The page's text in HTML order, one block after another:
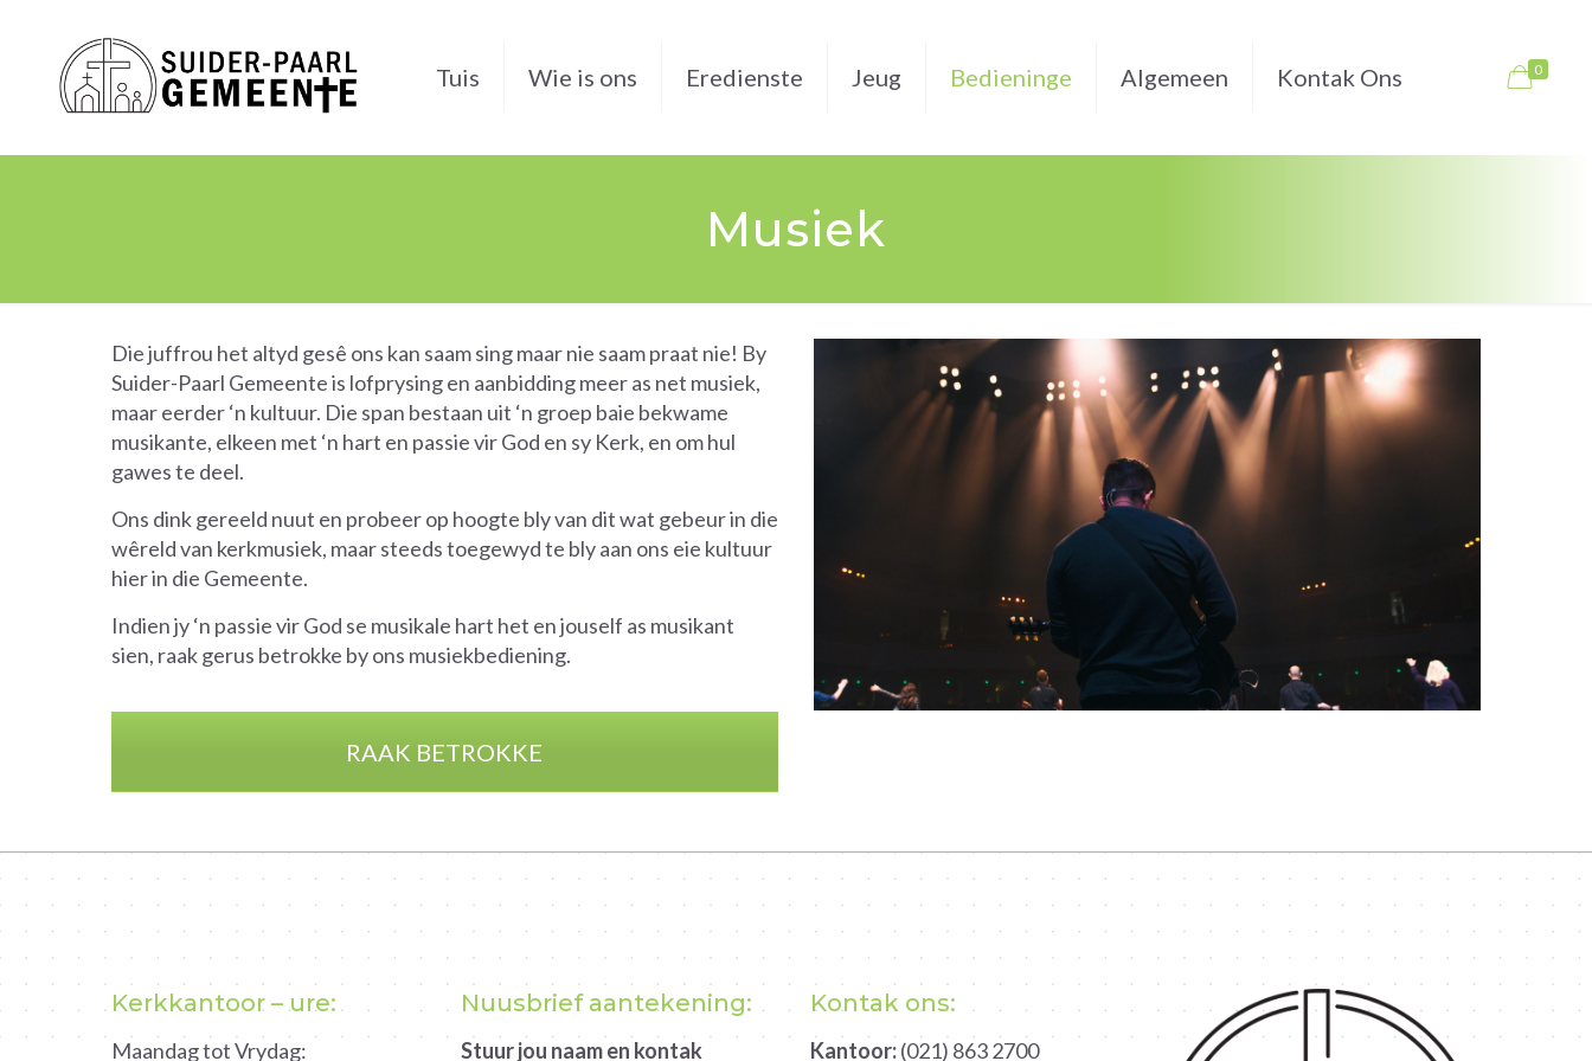
Tuis Wie is ons Eredienste Jeug Bedieninge Algemeen Kontak Ons 0
Musiek
Die juffrou het altyd gesê ons kan saam sing maar nie saam praat nie! By
Suider-Paarl Gemeente is lofprysing en aanbidding meer as net musiek,
maar eerder ‘n kultuur. Die span bestaan uit ‘n groep baie bekwame
musikante, elkeen met ‘n hart en passie vir God en sy Kerk, en om hul
gawes te deel.
Ons dink gereeld nuut en probeer op hoogte bly van dit wat gebeur in die
wêreld van kerkmusiek, maar steeds toegewyd te bly aan ons eie kultuur
hier in die Gemeente.
Indien jy ‘n passie vir God se musikale hart het en jouself as musikant
sien, raak gerus betrokke by ons musiekbediening.
RAAK BETROKKE
Kerkkantoor – ure:
Maandag tot Vrydag:
Nuusbrief aantekening:
Stuur jou naam en kontak
Kontak ons:
Kantoor:(021) 863 2700